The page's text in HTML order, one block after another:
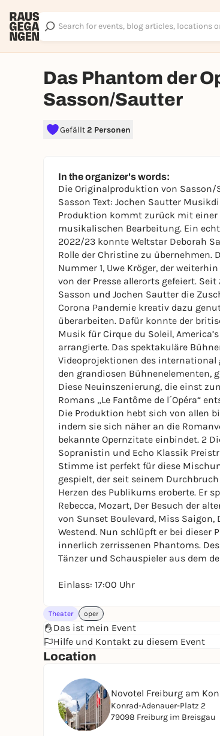
Das Phantom der
Sasson/Sautter
Gefällt2 Personen
In the organizer's words:
Die Originalproduktion von Sasson/
Sasson Text: Jochen Sautter
Produktion kommt zurück mit
musikalischen Bearbeitung. Ein
2022/23 konnte Weltstar Deborah
Rolle der Christine zu
Nummer 1, Uwe Kröger, der
von der Presse allerorts gefeiert. Seit
Sasson und Jochen Sautter die
Corona Pandemie kreativ dazu
überarbeiten. Dafür konnte der
Musik für Cirque du Soleil,
arrangierte. Das spektakuläre
Videoprojektionen des
den grandiosen Bühnenelementen,
Diese Neuinszenierung, die einst
Romans „Le Fantôme de l´Opéra“
Die Produktion hebt sich von allen
indem sie sich näher an die
bekannte Opernzitate einbindet. 2
Sopranistin und Echo Klassik
Stimme ist perfekt für diese
gespielt, der seit seinem
Herzen des Publikums eroberte. Er
Rebecca, Mozart, Der Besuch der
von Sunset Boulevard, Miss Saigon,
Westend. Nun schlüpft er bei dieser
innerlich zerrissenen Phantoms.
Tänzer und Schauspieler aus dem
Einlass: 17:00 Uhr
Theater oper
Das ist mein Event
Hilfe und Kontakt zu diesem Event
Location
Novotel Freiburg am
Konrad-Adenauer-Platz 2
79098 Freiburg im Breisgau